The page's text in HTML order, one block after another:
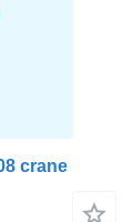
crane